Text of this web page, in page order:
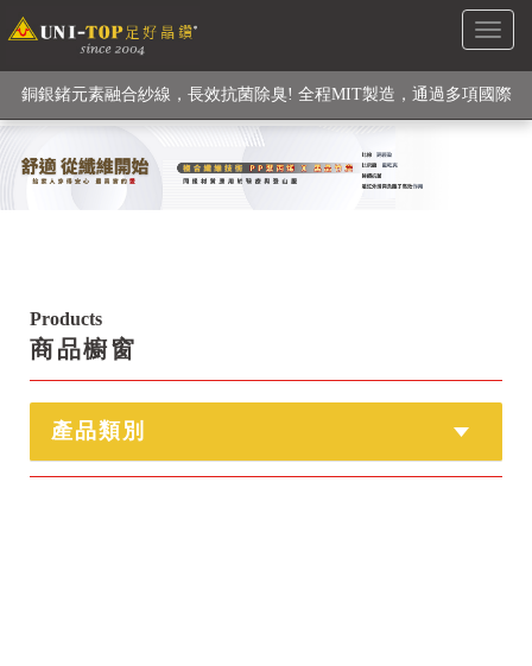
Toggle
級高性能纖維素材), 機能貼身衣物No. 1
銅銀鍺元素融合紗線，長效抗菌除臭! 全程MIT製造，通過多項國際
檢驗
【快來點我】H型銅銀纖維長效PP能量護膝! 支撐. 包覆感. 超透氣.
Products
商品櫥窗
產品類別